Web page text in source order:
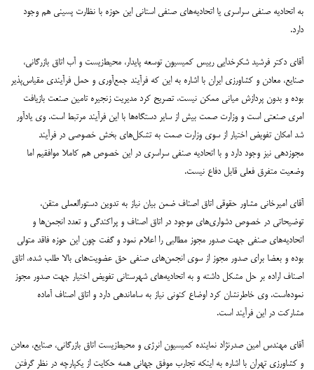
به اتحادیه صنفی سراسری یا اتحادیه‌های صنفی استانی این حوزه با نظارت پسینی هم وجود
دارد.
آقای دکتر فرشید شکرخدایی رییس کمیسیون توسعه پایدار، محیط‌زیست و آب اتاق بازرگانی،
صنایع، معادن و کشاورزی ایران با اشاره به این که فرآیند جمع‌آوری و حمل فرآیندی مقیاس‌پذیر
بوده و بدون پردازش میانی ممکن نیست، تصریح کرد مدیریت زنجیره تامین صنعت بازیافت
امری صنعتی است و وزارت صمت بیش از سایر دستگاه‌ها با این فرآیند مرتبط است. وی یادآور
شد امکان تفویض اختیار از سوی وزارت صمت به تشکل‌های بخش خصوصی در فرآیند
مجوزدهی نیز وجود دارد و با اتحادیه صنفی سراسری در این خصوص هم کاملا موافقیم اما
وضعیت متفرق فعلی قابل دفاع نیست.
آقای امیرخانی مشاور حقوقی اتاق اصناف ضمن بیان نیاز به تدوین دستورالعملی متقن،
توضیحاتی در خصوص دشواری‌های موجود در اتاق اصناف و پراکندگی و تعدد انجمن‌ها و
اتحادیه‌های صنفی جهت صدور مجوز مطالبی را اعلام نمود و گفت چون این حوزه فاقد متولی
بوده و بعضا برای صدور مجوز از سوی انجمن‌های صنفی حق عضویت‌های بالا طلب شده، اتاق
اصناف اراده بر حل مشکل داشته و به اتحادیه‌های شهرستانی تفویض اختیار جهت صدور مجوز
نموده‌است. وی خاطرنشان کرد اوضاع کنونی نیاز به ساماندهی دارد و اتاق اصناف آماده
مشارکت در این فرآیند است.
آقای مهندس امین صدرنژاد نماینده کمیسیون انرژی و محیط‌زیست اتاق بازرگانی، صنایع، معادن
و کشاورزی تهران با اشاره به اینکه تجارب موفق جهانی همه حکایت از یکپارچه در نظر گرفتن